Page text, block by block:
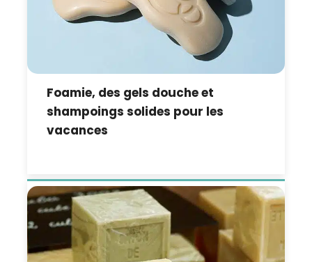
Foamie, des gels douche et
shampoings solides pour les
vacances